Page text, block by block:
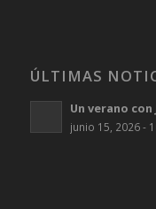
ÚLTIMAS
Un verano con
junio 15, 2026 -